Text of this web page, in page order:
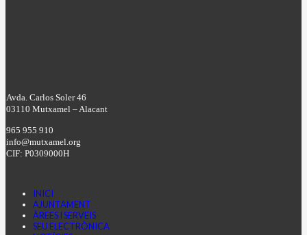
Avda. Carlos Soler 46
03110 Mutxamel – Alacant
965 955 910
info@mutxamel.org
CIF: P0309000H
INICI
AJUNTAMENT
ÀREES I SERVEIS
SEU ELECTRÒNICA